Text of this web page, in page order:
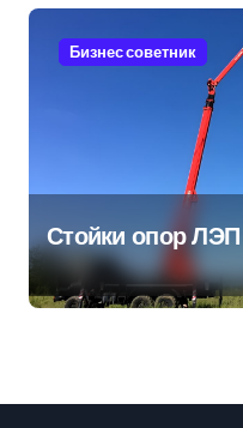
Бизнес советник
Стойки опор ЛЭП